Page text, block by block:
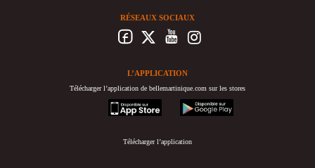
RÉSEAUX SOCIAUX
L’APPLICATION
Télécharger l’application de bellemartinique.com sur les stores
appstore
googleplay
Télécharger l’application